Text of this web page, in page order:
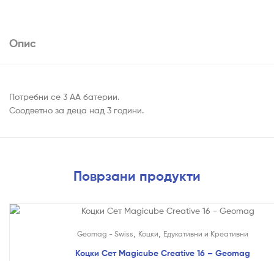
Опис
Потребни се 3 АА батерии.
Соодветно за деца над 3 години.
Поврзани продукти
Geomag - Swiss Коцки Едукативни и Креативни
Коцки Сет Magicube Creative 16 – Geomag